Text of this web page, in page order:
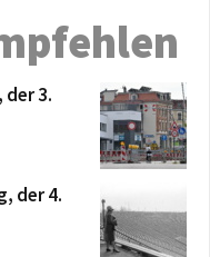
3.
der 4.